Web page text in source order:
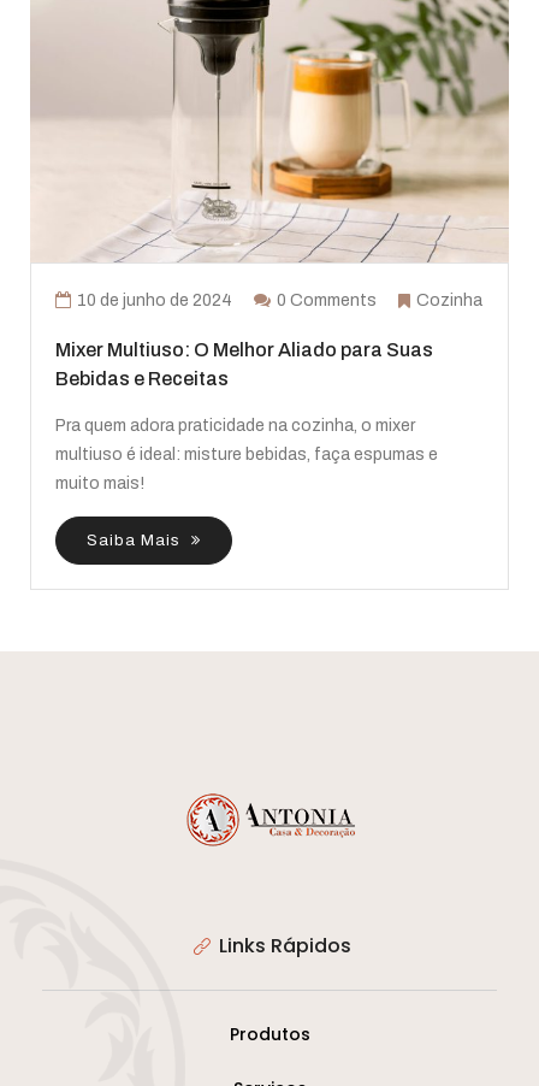
10 de junho de 2024 0 Comments Cozinha
Mixer Multiuso: O Melhor Aliado para Suas
Bebidas e Receitas
Pra quem adora praticidade na cozinha, o mixer
multiuso é ideal: misture bebidas, faça espumas e
muito mais!
Saiba Mais
Links Rápidos
Produtos